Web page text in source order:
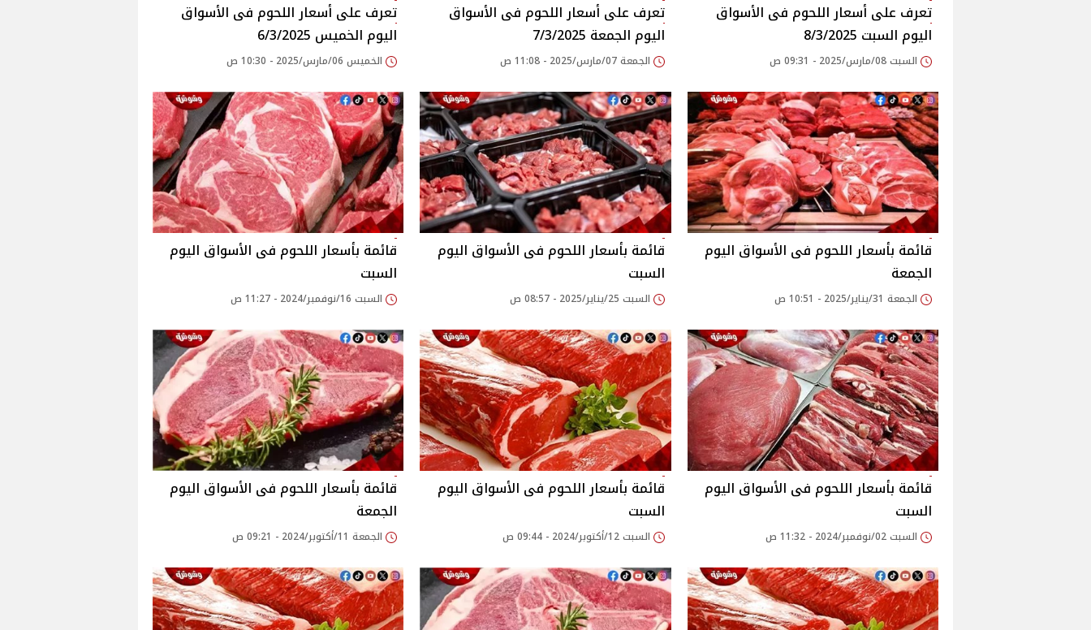
اليوم السبت 8/3/2025
السبت 08/مارس/2025 - 09:31 ص
اليوم الجمعة 7/3/2025
الجمعة 07/مارس/2025 - 11:08 ص
اليوم الخميس 6/3/2025
الخميس 06/مارس/2025 - 10:30 ص
قائمة بأسعار اللحوم فى الأسواق اليوم
الجمعة
الجمعة 31/يناير/2025 - 10:51 ص
قائمة بأسعار اللحوم فى الأسواق اليوم
السبت
السبت 25/يناير/2025 - 08:57 ص
قائمة بأسعار اللحوم فى الأسواق اليوم
السبت
السبت 16/نوفمبر/2024 - 11:27 ص
قائمة بأسعار اللحوم فى الأسواق اليوم
السبت
السبت 02/نوفمبر/2024 - 11:32 ص
قائمة بأسعار اللحوم فى الأسواق اليوم
السبت
السبت 12/أكتوبر/2024 - 09:44 ص
قائمة بأسعار اللحوم فى الأسواق اليوم
الجمعة
الجمعة 11/أكتوبر/2024 - 09:21 ص